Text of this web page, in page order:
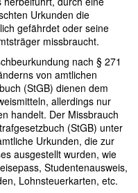
Urkunden die
gefährdet oder seine
missbraucht.
nach § 271
von amtlichen
(StGB) dienen dem
allerdings nur
handelt. Der Missbrauch
(StGB) unter
Urkunden, die zur
ausgestellt wurden, wie
Studentenausweis,
Lohnsteuerkarten, etc.